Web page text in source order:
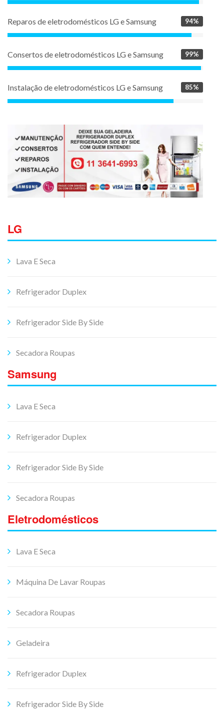
Reparos de eletrodomésticos LG e Samsung 94%
Consertos de eletrodomésticos LG e Samsung 99%
Instalação de eletrodomésticos LG e Samsung 85%
LG
Lava E Seca
Refrigerador Duplex
Refrigerador Side By Side
Secadora Roupas
Samsung
Lava E Seca
Refrigerador Duplex
Refrigerador Side By Side
Secadora Roupas
Eletrodomésticos
Lava E Seca
Máquina De Lavar Roupas
Secadora Roupas
Geladeira
Refrigerador Duplex
Refrigerador Side By Side